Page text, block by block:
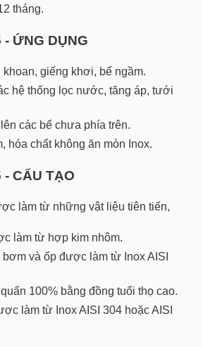
tháng.
- ỨNG DỤNG
giếng khơi, bể ngầm.
hệ thống lọc nước, tăng áp, tưới
các bể chưa phía trên.
hóa chất không ăn mòn Inox.
- CẤU TẠO
làm từ những vật liệu tiên tiến,
làm từ hợp kim nhôm.
và ốp được làm từ Inox AISI
100% bằng đồng tuổi thọ cao.
làm từ Inox AISI 304 hoặc AISI